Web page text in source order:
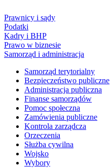
Prawnicy i sądy
Podatki
Kadry i BHP
Prawo w biznesie
Samorząd i administracja
Samorząd terytorialny
Bezpieczeństwo publiczne
Administracja publiczna
Finanse samorządów
Pomoc społeczna
Zamówienia publiczne
Kontrola zarządcza
Orzeczenia
Służba cywilna
Wojsko
Wybory